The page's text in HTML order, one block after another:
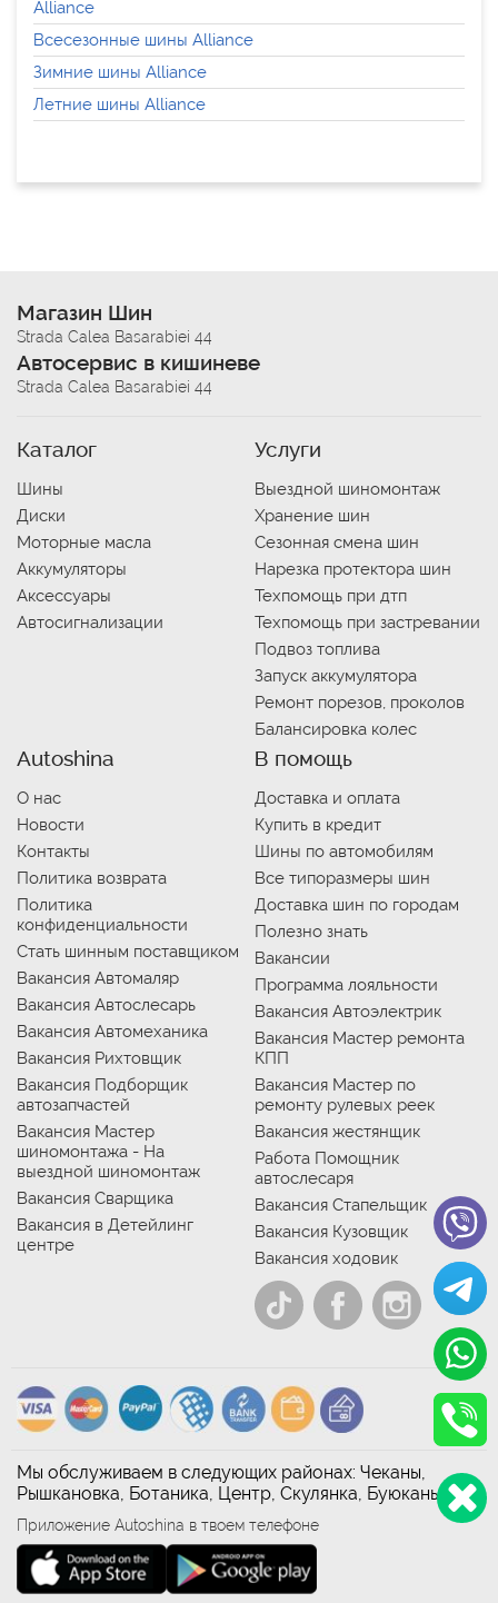
Alliance
Всесезонные шины Alliance
Зимние шины Alliance
Летние шины Alliance
Магазин Шин
Strada Calea Basarabiei 44
Автосервис в кишиневе
Strada Calea Basarabiei 44
Каталог
Шины
Диски
Моторные масла
Аккумуляторы
Аксессуары
Автосигнализации
Услуги
Выездной шиномонтаж
Хранение шин
Сезонная смена шин
Нарезка протектора шин
Техпомощь при дтп
Техпомощь при застревании
Подвоз топлива
Запуск аккумулятора
Ремонт порезов, проколов
Балансировка колес
Autoshina
О нас
Новости
Контакты
Политика возврата
Политика
конфиденциальности
Стать шинным поставщиком
Вакансия Автомаляр
Вакансия Автослесарь
Вакансия Автомеханика
Вакансия Рихтовщик
Вакансия Подборщик
автозапчастей
Вакансия Мастер
шиномонтажа - На
выездной шиномонтаж
Вакансия Сварщика
Вакансия в Детейлинг
центре
В помощь
Доставка и оплата
Купить в кредит
Шины по автомобилям
Все типоразмеры шин
Доставка шин по городам
Полезно знать
Вакансии
Программа лояльности
Вакансия Автоэлектрик
Вакансия Мастер ремонта
КПП
Вакансия Мастер по
ремонту рулевых реек
Вакансия жестянщик
Работа Помощник
автослесаря
Вакансия Стапельщик
Вакансия Кузовщик
Вакансия ходовик
Мы обслуживаем в следующих районах: Чеканы,
Рышкановка, Ботаника, Центр, Скулянка, Буюканы
Приложение Autoshina в твоем телефоне